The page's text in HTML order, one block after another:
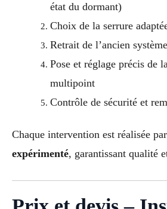
état du dormant)
Choix de la serrure
Retrait de l’ancien
Pose et réglage précis de
multipoint
Contrôle de sécurité et
Chaque intervention est réalisée
expérimenté, garantissant qualité